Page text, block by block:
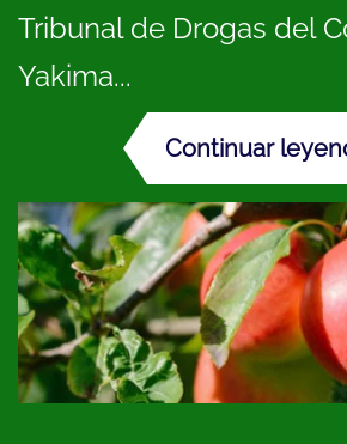
Tribunal de Drogas del
Yakima...
Continuar